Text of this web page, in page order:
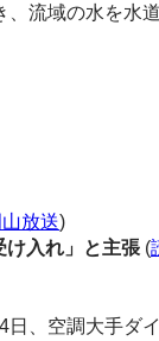
流域の水を水
放送)
入れ」と主張 (
、空調大手ダ